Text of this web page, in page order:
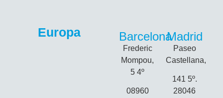
Europa Barcelona
Frederic
Mompou,
5 4º
08960
Madrid
Paseo
Castellana,
141 5º.
28046